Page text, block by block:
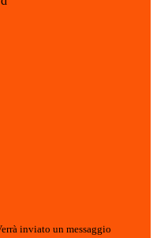
inviato un messaggio